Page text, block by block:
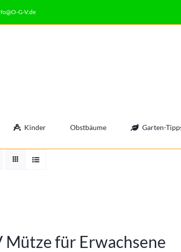
G-V.de
Kinder Obstbäume Garten-
Mütze für Erwachsene